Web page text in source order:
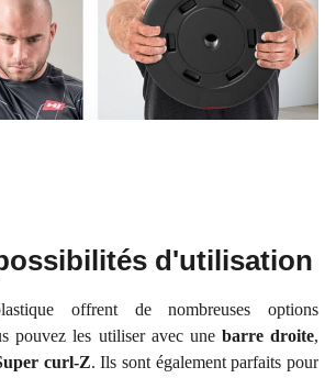
d'utilisation
offrent de nombreuses options
pouvez les utiliser avec une barre droite,
curl-Z. Ils sont également parfaits pour